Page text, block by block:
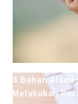
3 Bahan
Melakukan